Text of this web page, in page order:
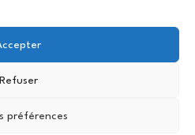
Refuser
préférences